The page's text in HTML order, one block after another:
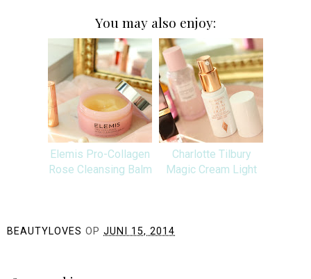
You may also enjoy:
Elemis Pro-Collagen
Rose Cleansing Balm
Charlotte Tilbury
Magic Cream Light
BEAUTYLOVES OP JUNI 15, 2014